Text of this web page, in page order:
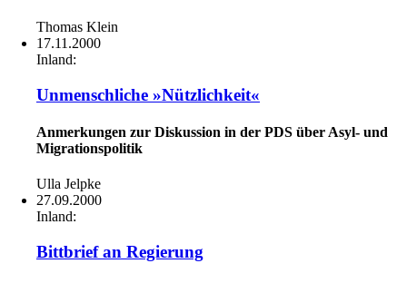
Thomas Klein
17.11.2000
Inland:
Unmenschliche »Nützlichkeit«
Anmerkungen zur Diskussion in der PDS über Asyl- und
Migrationspolitik
Ulla Jelpke
27.09.2000
Inland:
Bittbrief an Regierung